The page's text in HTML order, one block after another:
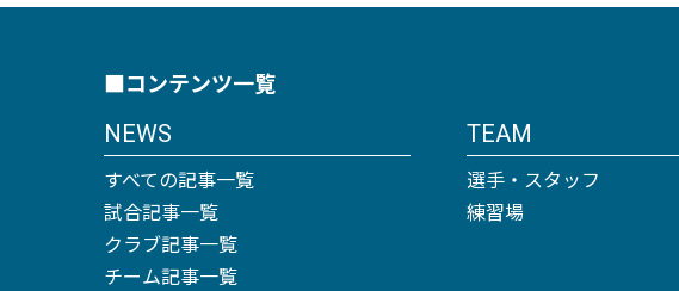
■コンテンツ一覧
NEWS
すべての記事一覧
試合記事一覧
クラブ記事一覧
チーム記事一覧
TEAM
選手・スタッフ
練習場